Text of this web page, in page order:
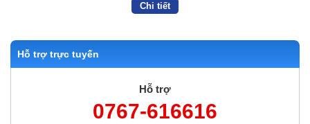
Chi tiết
Hỗ trợ trực tuyến
Hỗ trợ
0767-616616